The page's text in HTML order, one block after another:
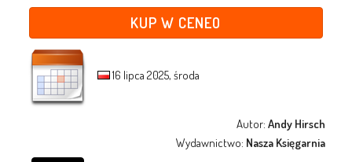
KUP W CENEO
16 lipca 2025, środa
Autor:Andy Hirsch
Wydawnictwo: Nasza Księgarnia